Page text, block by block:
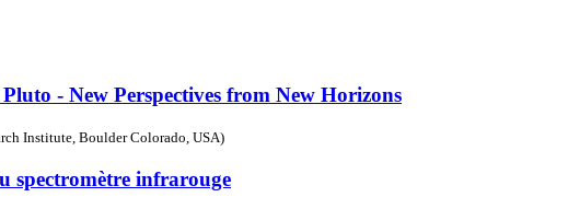
- New Perspectives from New Horizons
Institute, Boulder Colorado, USA)
spectromètre infrarouge